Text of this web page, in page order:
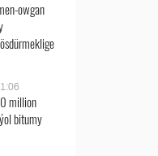
owgan
million
bitumy